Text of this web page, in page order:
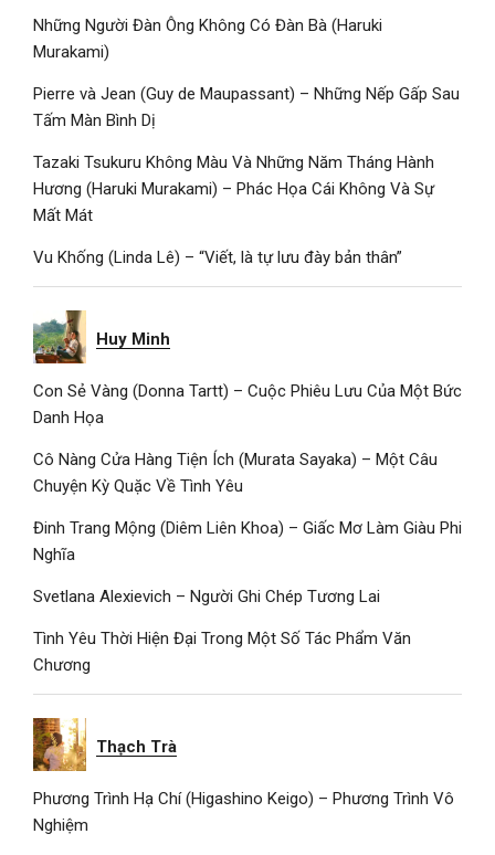
Những Người Đàn Ông Không Có Đàn Bà (Haruki
Murakami)
Pierre và Jean (Guy de Maupassant) – Những Nếp Gấp Sau
Tấm Màn Bình Dị
Tazaki Tsukuru Không Màu Và Những Năm Tháng Hành
Hương (Haruki Murakami) – Phác Họa Cái Không Và Sự
Mất Mát
Vu Khống (Linda Lê) – “Viết, là tự lưu đày bản thân”
Huy Minh
Con Sẻ Vàng (Donna Tartt) – Cuộc Phiêu Lưu Của Một Bức
Danh Họa
Cô Nàng Cửa Hàng Tiện Ích (Murata Sayaka) – Một Câu
Chuyện Kỳ Quặc Về Tình Yêu
Đinh Trang Mộng (Diêm Liên Khoa) – Giấc Mơ Làm Giàu Phi
Nghĩa
Svetlana Alexievich – Người Ghi Chép Tương Lai
Tình Yêu Thời Hiện Đại Trong Một Số Tác Phẩm Văn
Chương
Thạch Trà
Phương Trình Hạ Chí (Higashino Keigo) – Phương Trình Vô
Nghiệm